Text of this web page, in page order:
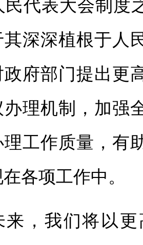
民代表大会制度
其深深植根于人
政府部门提出更
办理机制，加强
理工作质量，有
各项工作中。
来，我们将以